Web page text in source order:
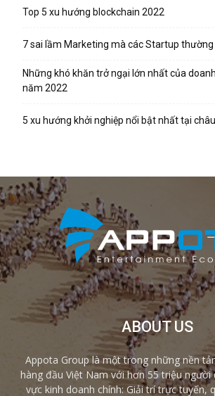
Top 5 xu hướng blockchain 2022
7 sai lầm Marketing mà các Startup
Những khó khăn trở ngại lớn nhất của
năm 2022
5 xu hướng khởi nghiệp nổi bật nhất tại
ABOUT US
Appota Group là một trong những nền
hàng đầu Việt Nam với hơn 55 triệu người
vực kinh doanh chính: Giải trí trực tuyến,